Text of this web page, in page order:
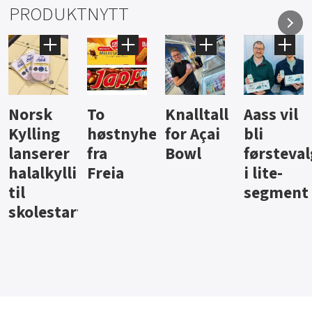
PRODUKTNYTT
Knalltall
for Açai
Bowl
Aass vil
bli
førstevalg
i lite-
Brus og
jus fra
Berentsen
Hard
iste fra
Hansa